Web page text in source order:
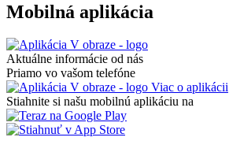
Mobilná aplikácia
Aktuálne informácie od nás
Priamo vo vašom telefóne
Viac o aplikácii
Stiahnite si našu mobilnú aplikáciu na